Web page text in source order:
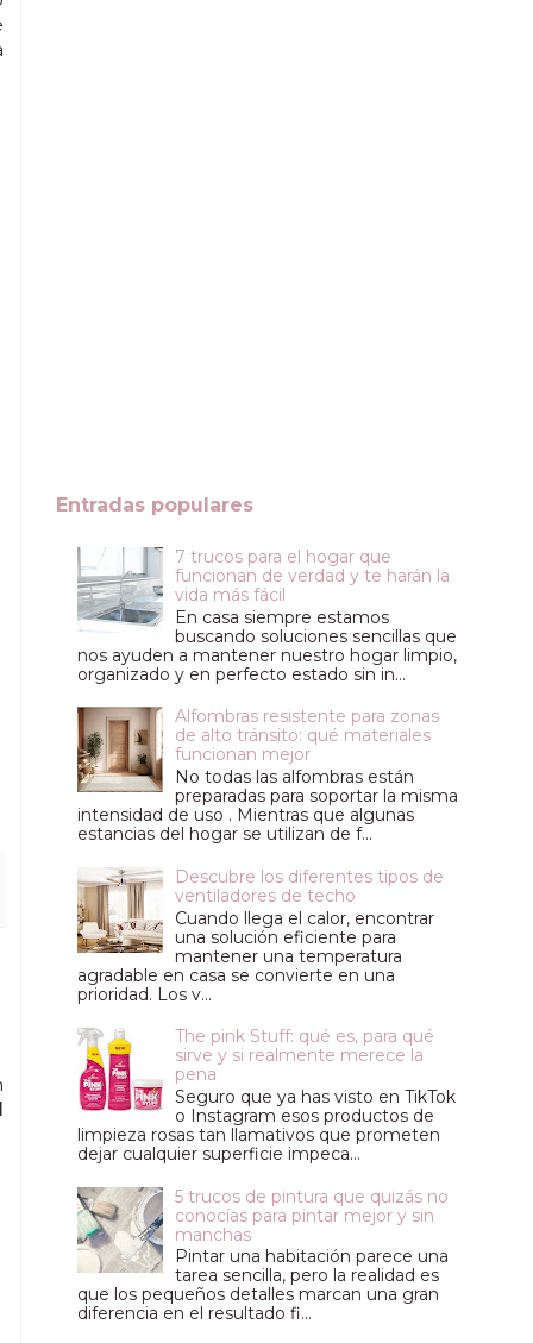
Entradas populares
7 trucos para el hogar que
funcionan de verdad y te harán la
vida más fácil
En casa siempre estamos
buscando soluciones sencillas que
nos ayuden a mantener nuestro hogar limpio,
organizado y en perfecto estado sin in...
Alfombras resistente para zonas
de alto tránsito: qué materiales
funcionan mejor
No todas las alfombras están
preparadas para soportar la misma
intensidad de uso . Mientras que algunas
estancias del hogar se utilizan de f...
Descubre los diferentes tipos de
ventiladores de techo
Cuando llega el calor, encontrar
una solución eficiente para
mantener una temperatura
agradable en casa se convierte en una
prioridad. Los v...
The pink Stuff: qué es, para qué
sirve y si realmente merece la
pena
Seguro que ya has visto en TikTok
o Instagram esos productos de
limpieza rosas tan llamativos que prometen
dejar cualquier superficie impeca...
5 trucos de pintura que quizás no
conocías para pintar mejor y sin
manchas
Pintar una habitación parece una
tarea sencilla, pero la realidad es
que los pequeños detalles marcan una gran
diferencia en el resultado fi...